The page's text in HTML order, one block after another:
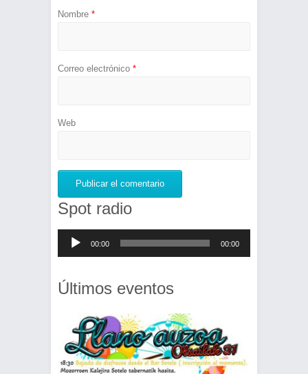
Nombre *
Correo electrónico *
Web
Spot radio
Reproductor
00:00 00:00
Últimos eventos